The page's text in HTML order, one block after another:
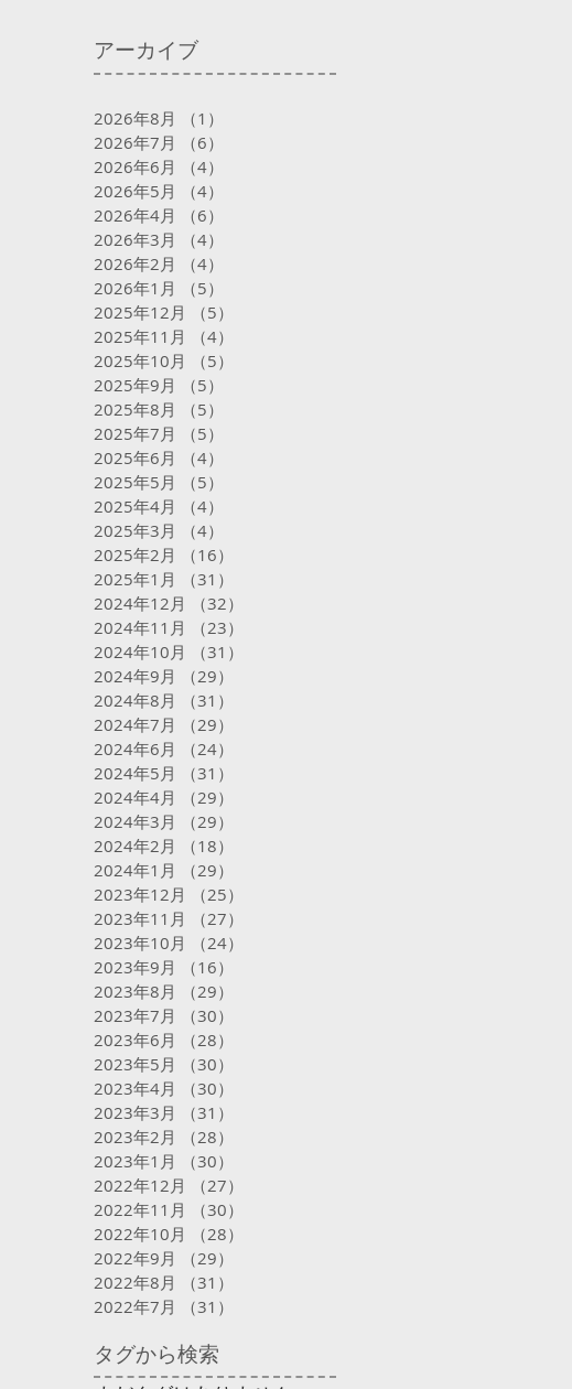
アーカイブ
2026年8月 （1）
2026年7月
（6）
2026年6月
（4）
2026年5月
（4）
2026年4月
（6）
2026年3月
（4）
2026年2月
（4）
2026年1月
（5）
2025年12月
（5）
2025年11月
（4）
2025年10月
（5）
2025年9月
（5）
2025年8月
（5）
2025年7月
（5）
2025年6月
（4）
2025年5月
（5）
2025年4月
（4）
2025年3月
（4）
2025年2月
（16）
2025年1月
（31）
2024年12月
（32）
2024年11月
（23）
2024年10月
（31）
2024年9月
（29）
2024年8月
（31）
2024年7月
（29）
2024年6月
（24）
2024年5月
（31）
2024年4月
（29）
2024年3月
（29）
2024年2月
（18）
2024年1月
（29）
2023年12月
（25）
2023年11月
（27）
2023年10月
（24）
2023年9月
（16）
2023年8月
（29）
2023年7月
（30）
2023年6月
（28）
2023年5月
（30）
2023年4月
（30）
2023年3月
（31）
2023年2月
（28）
2023年1月
（30）
2022年12月
（27）
2022年11月
（30）
2022年10月
（28）
2022年9月
（29）
2022年8月
（31）
2022年7月
（31）
タグから検索